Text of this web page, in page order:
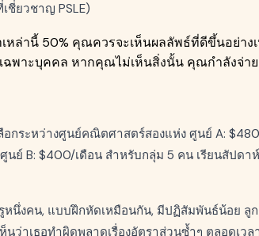
ชี่ยวชาญ PSLE)
หล่านี้ 50% คุณควรจะเห็นผลลัพธ์ที่ดีขึ้นอย่าง
เฉพาะบุคคล หากคุณไม่เห็นสิ่งนั้น คุณกำลังจ่า
อกระหว่างศูนย์คณิตศาสตร์สองแห่ง ศูนย์ A:
นย์ B: $400/เดือน สำหรับกลุ่ม 5 คน เรียนสัปดา
หนึ่งคน, แบบฝึกหัดเหมือนกัน, มีปฏิสัมพันธ์น้อย ลู
นว่าเธอทำผิดพลาดเรื่องอัตราส่วนซ้ำๆ ตลอดเวลา